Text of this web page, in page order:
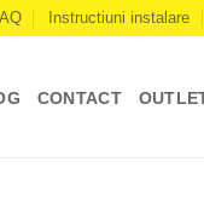
Instructiuni instalare
CONTACT